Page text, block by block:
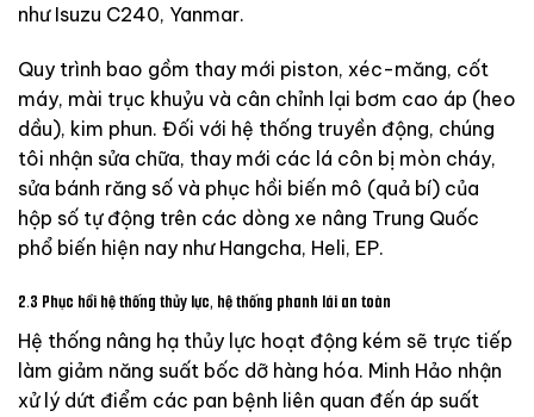
như Isuzu C240, Yanmar.
Quy trình bao gồm thay mới piston, xéc-măng, cốt
máy, mài trục khuỷu và cân chỉnh lại bơm cao áp (heo
dầu), kim phun. Đối với hệ thống truyền động, chúng
tôi nhận sửa chữa, thay mới các lá côn bị mòn cháy,
sửa bánh răng số và phục hồi biến mô (quả bí) của
hộp số tự động trên các dòng xe nâng Trung Quốc
phổ biến hiện nay như Hangcha, Heli, EP.
2.3 Phục hồi hệ thống thủy lực, hệ thống phanh lái an toàn
Hệ thống nâng hạ thủy lực hoạt động kém sẽ trực tiếp
làm giảm năng suất bốc dỡ hàng hóa. Minh Hảo nhận
xử lý dứt điểm các pan bệnh liên quan đến áp suất